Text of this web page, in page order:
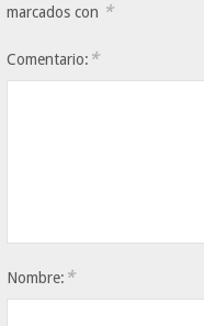
marcados con *
Comentario: *
Nombre: *